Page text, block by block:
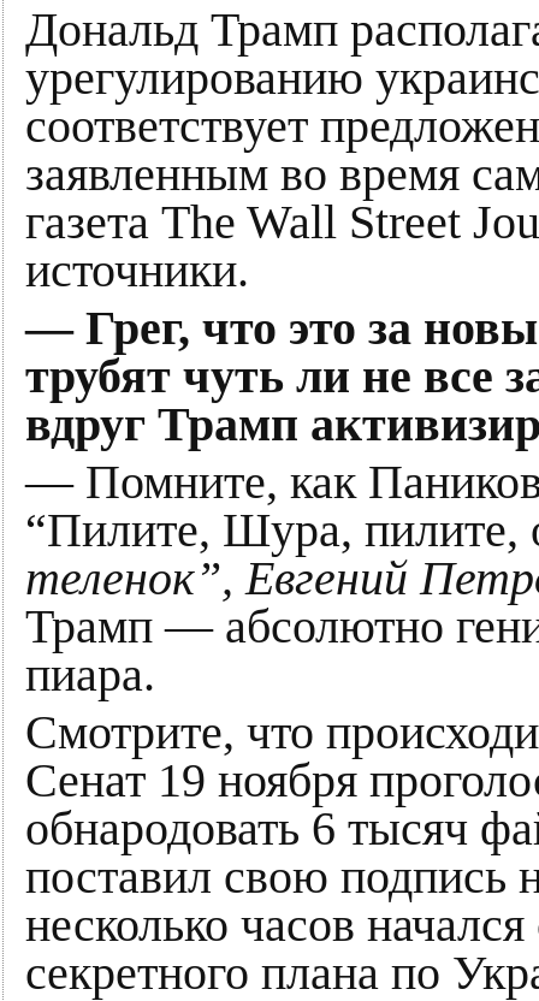
Дональд Трамп
урегулированию
соответствует
заявленным во время
газета The Wall Street
источники.
— Грег, что это за
трубят чуть ли не все
вдруг Трамп
— Помните, как
“Пилите, Шура, пилите,
теленок”, Евгений
Трамп — абсолютно
пиара.
Смотрите, что
Сенат 19 ноября
обнародовать 6 тысяч
поставил свою подпись
несколько часов
секретного плана по